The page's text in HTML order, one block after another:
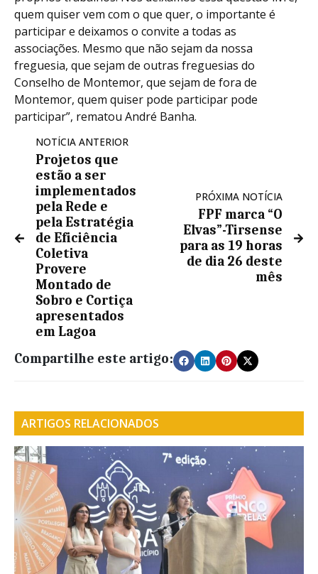
quem quiser vem com o que quer, o importante é
participar e deixamos o convite a todas as
associações. Mesmo que não sejam da nossa
freguesia, que sejam de outras freguesias do
Conselho de Montemor, que sejam de fora de
Montemor, quem quiser pode participar pode
participar”, rematou André Banha.
NOTÍCIA ANTERIOR
Projetos que
estão a ser
implementados
pela Rede e
pela Estratégia
de Eficiência
Coletiva
Provere
Montado de
Sobro e Cortiça
apresentados
em Lagoa
PRÓXIMA NOTÍCIA
FPF marca “O
Elvas”-Tirsense
para as 19 horas
de dia 26 deste
mês
Compartilhe este artigo:
ARTIGOS RELACIONADOS